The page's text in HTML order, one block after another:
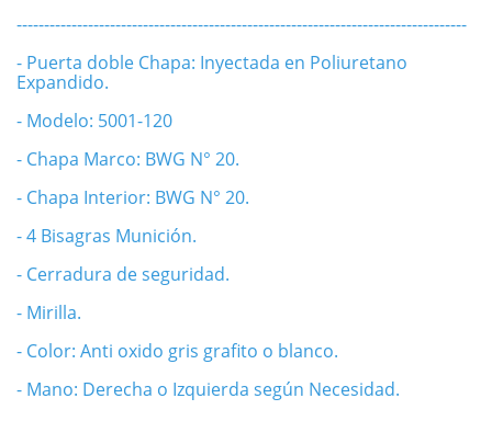
----------------------------------------------------------------------------------
- Puerta doble Chapa: Inyectada en Poliuretano
Expandido.
- Modelo: 5001-120
- Chapa Marco: BWG N° 20.
- Chapa Interior: BWG N° 20.
- 4 Bisagras Munición.
- Cerradura de seguridad.
- Mirilla.
- Color: Anti oxido gris grafito o blanco.
- Mano: Derecha o Izquierda según Necesidad.